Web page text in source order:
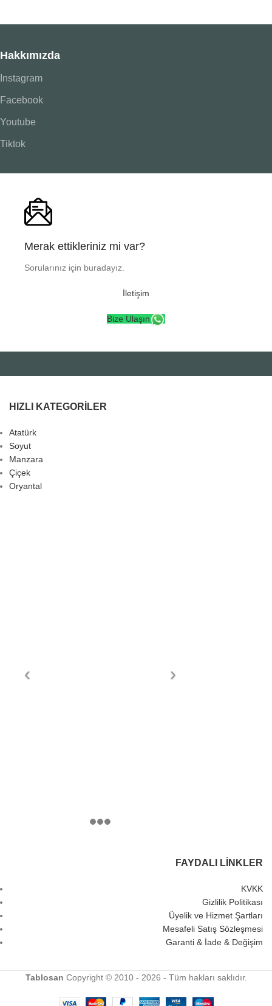
Hakkımızda
Instagram
Facebook
Youtube
Tiktok
Merak ettikleriniz mi var?
Sorularınız için buradayız.
İletişim
Bize Ulaşın
HIZLI KATEGORILER
Atatürk
Soyut
Manzara
Çiçek
Oryantal
FAYDALI LINKLER
KVKK
Gizlilik Politikası
Üyelik ve Hizmet Şartları
Mesafeli Satış Sözleşmesi
Garanti & İade & Değişim
Tablosan Copyright © 2010 - 2026 - Tüm hakları saklıdır.